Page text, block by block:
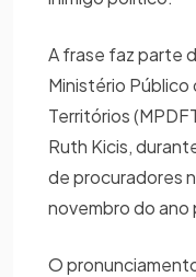
A frase faz parte
Ministério
Territórios
Ruth Kicis,
de procuradores
novembro do ano
O